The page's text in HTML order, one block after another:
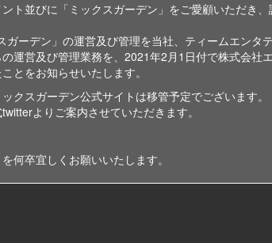
ト並びに「ミックスガーデン」をご愛顧いただき、
ガーデン」の運営及び管理を当社、ティームエンタ
運営及び管理業務を、2021年2月1日付で株式会社
とをお知らせいたします。
クスガーデン公式サイトは移管予定でございます。
よりご案内させていただきます。
何卒宜しくお願いいたします。